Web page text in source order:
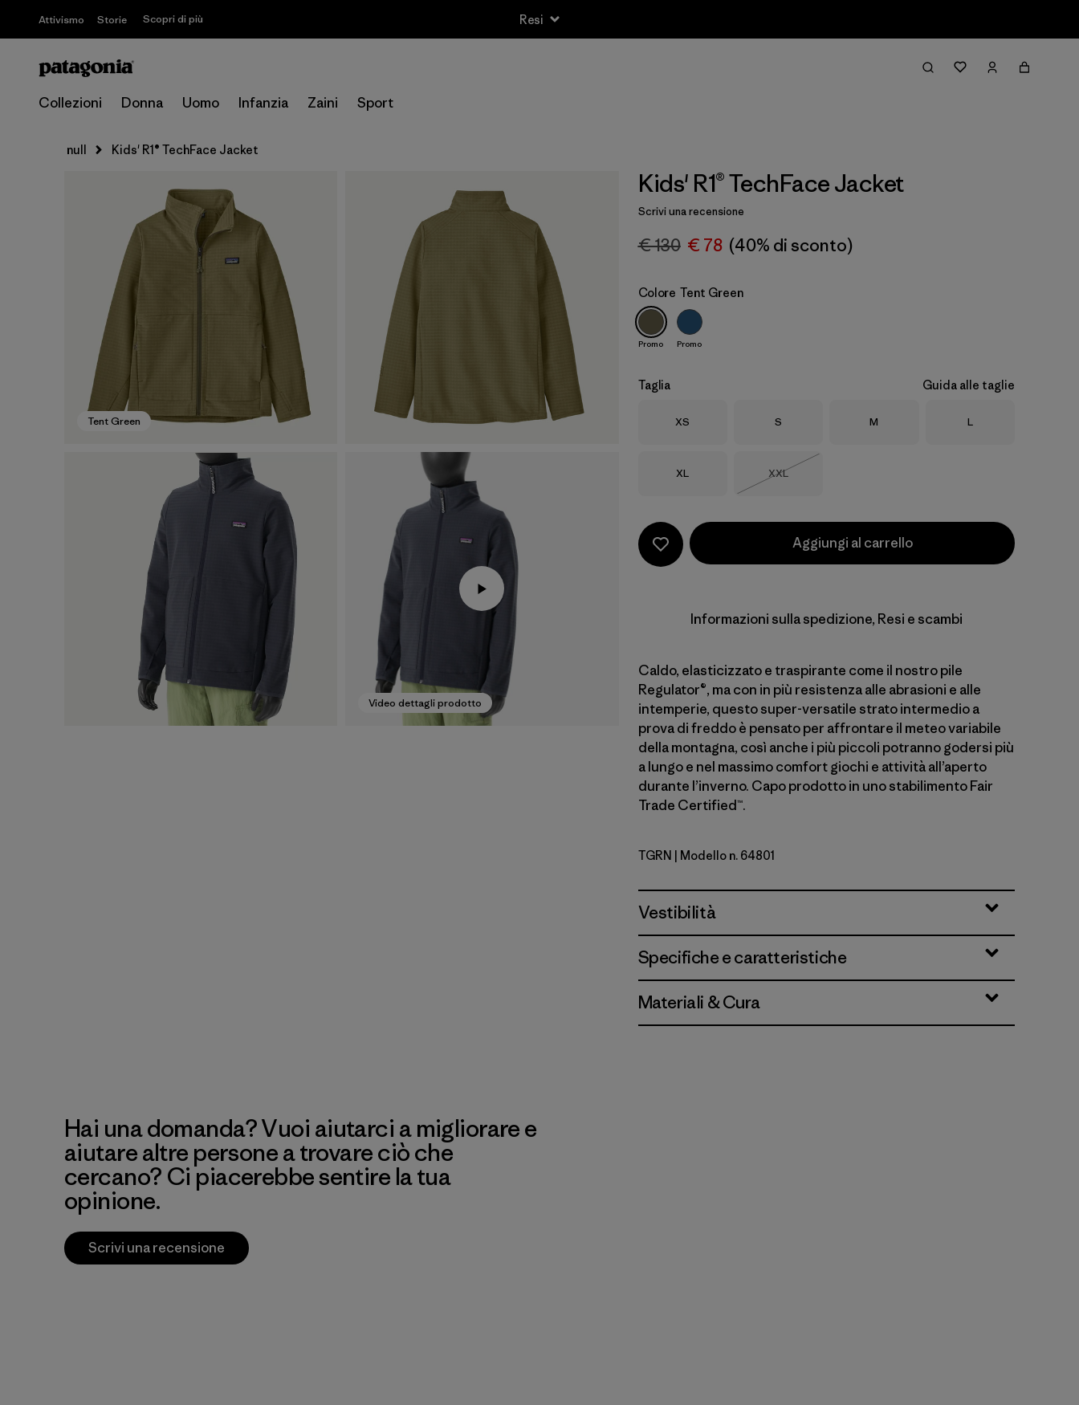
Attivismo Storie Scopri di più Resi
Collezioni Donna Uomo Infanzia Zaini Sport
null Kids' R1® TechFace Jacket
Tent Green
Video dettagli prodotto
Kids' R1® TechFace Jacket
Scrivi una recensione
€ 130 € 78 (40% di sconto)
Colore Tent Green
Promo Promo
Taglia Guida alle taglie
Taglia
XS Taglia
S Taglia
M Taglia
L
Taglia
XL Taglia
XXL
Aggiungi al carrello
Informazioni sulla spedizione, Resi e scambi
Caldo, elasticizzato e traspirante come il nostro pile
Regulator®, ma con in più resistenza alle abrasioni e alle
intemperie, questo super-versatile strato intermedio a
prova di freddo è pensato per affrontare il meteo variabile
della montagna, così anche i più piccoli potranno godersi più
a lungo e nel massimo comfort giochi e attività all’aperto
durante l’inverno. Capo prodotto in uno stabilimento Fair
Trade Certified™.
Tent Green
TGRN | Modello n. 64801
Vestibilità
Specifiche e caratteristiche
Materiali & Cura
Hai una domanda? Vuoi aiutarci a migliorare e
aiutare altre persone a trovare ciò che
cercano? Ci piacerebbe sentire la tua
opinione.
Scrivi una recensione